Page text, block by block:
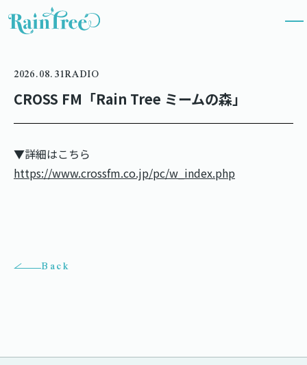
2026.08.31RADIO
CROSS FM「Rain Tree ミームの森」
▼詳細はこちら
https://www.crossfm.co.jp/pc/w_index.php
Back